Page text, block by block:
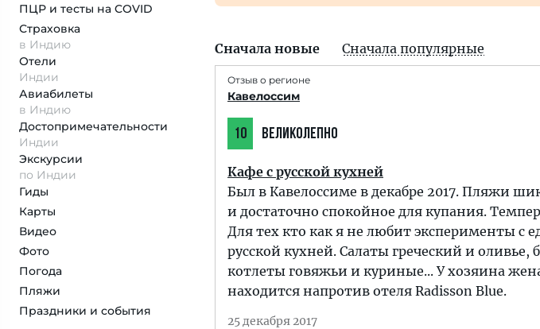
ПЦР и тесты на COVID
Страховка
в Индию
Отели
Индии
Авиабилеты
в Индию
Достопримеча­тельности
Индии
Экскурсии
по Индии
Гиды
Карты
Видео
Фото
Погода
Пляжи
Праздники и события
Сначала новые Сначала популярные
Отзыв о регионе
Кавелоссим
10 ВЕЛИКОЛЕПНО
Кафе с русской кухней
Был в Кавелоссиме в декабре 2017. Пляжи
и достаточно спокойное для купания.
Для тех кто как я не любит эксперименты с
русской кухней. Салаты греческий и
котлеты говяжьи и куриные... У хозяина
находится напротив отеля Radisson Blue.
25 декабря 2017